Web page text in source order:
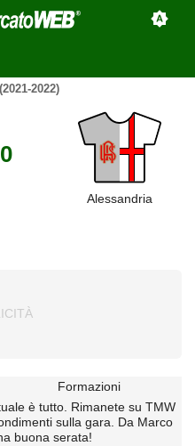
2022)
Alessandria
Formazioni
è tutto. Rimanete su TMW
sulla gara. Da Marco
buona serata!